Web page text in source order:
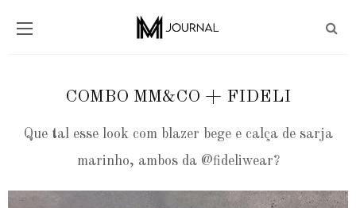
COMBO MM&CO + FIDELI
Que tal esse look com blazer bege e calça de sarja
marinho, ambos da @fideliwear?